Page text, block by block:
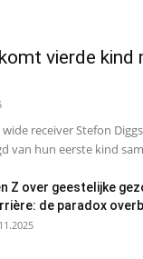
vierde
wide receiver Stefon
van hun eerste kind
Z over geestelijke
de paradox